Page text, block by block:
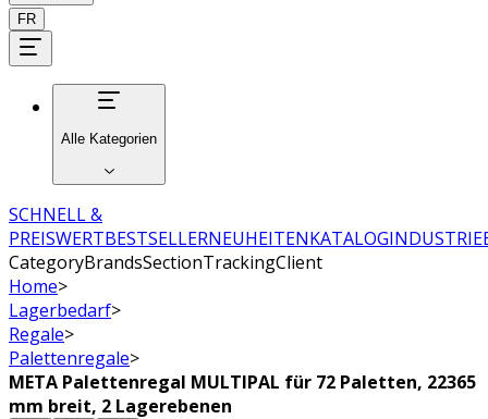
FR
Alle Kategorien
SCHNELL &
PREISWERTBESTSELLERNEUHEITENKATALOG
CategoryBrandsSectionTrackingClient
Home>
Lagerbedarf>
Regale>
Palettenregale>
META Palettenregal MULTIPAL für 72 Paletten, 22365
mm breit, 2 Lagerebenen